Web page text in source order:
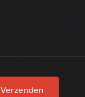
Verzenden